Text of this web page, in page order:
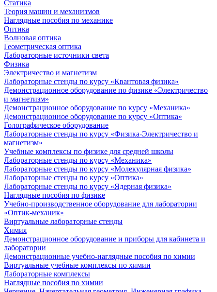
Статика
Теория машин и механизмов
Наглядные пособия по механике
Оптика
Волновая оптика
Геометрическая оптика
Лабораторные источники света
Физика
Электричество и магнетизм
Лабораторные стенды по курсу «Квантовая физика»
Демонстрационное оборудование по физике «Электричество
и магнетизм»
Демонстрационное оборудование по курсу «Механика»
Демонстрационное оборудование по курсу «Оптика»
Голографическое оборудование
Лабораторные стенды по курсу «Физика-Электричество и
магнетизм»
Учебные комплексы по физике для средней школы
Лабораторные стенды по курсу «Механика»
Лабораторные стенды по курсу «Молекулярная физика»
Лабораторные стенды по курсу «Оптика»
Лабораторные стенды по курсу «Ядерная физика»
Наглядные пособия по физике
Учебно-производственное оборудование для лаборатории
«Оптик-механик»
Виртуальные лабораторные стенды
Химия
Демонстрационное оборудование и приборы для кабинета и
лаборатории
Демонстрационные учебно-наглядные пособия по химии
Виртуальные учебные комплексы по химии
Лабораторные комплексы
Наглядные пособия по химии